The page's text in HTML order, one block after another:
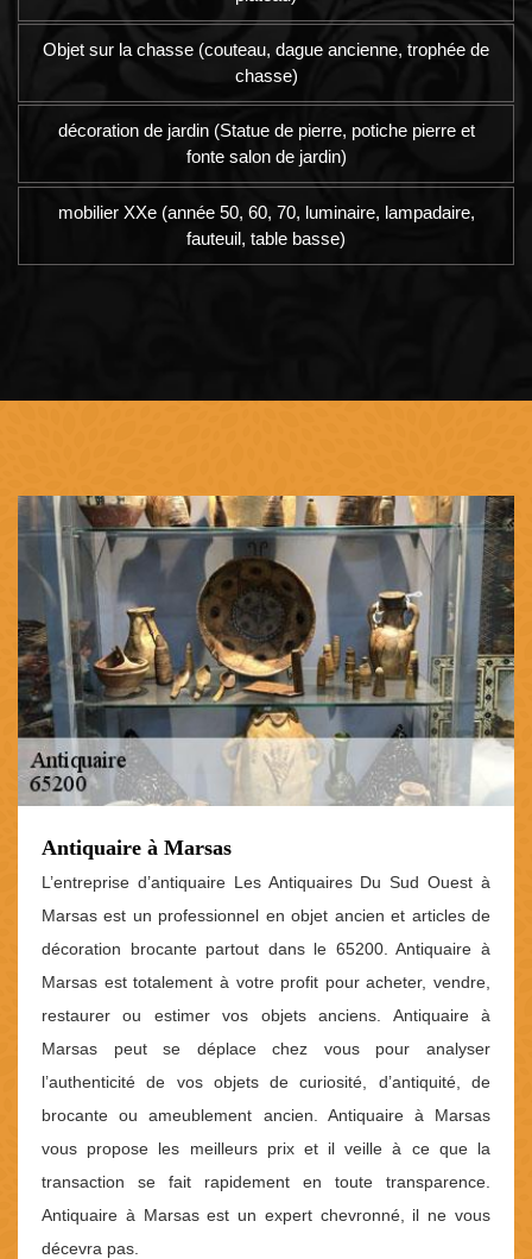
Objet sur la chasse (couteau, dague ancienne, trophée de
chasse)
décoration de jardin (Statue de pierre, potiche pierre et
fonte salon de jardin)
mobilier XXe (année 50, 60, 70, luminaire, lampadaire,
fauteuil, table basse)
Antiquaire à Marsas
L’entreprise d’antiquaire Les Antiquaires Du Sud Ouest à
Marsas est un professionnel en objet ancien et articles de
décoration brocante partout dans le 65200. Antiquaire à
Marsas est totalement à votre profit pour acheter, vendre,
restaurer ou estimer vos objets anciens. Antiquaire à
Marsas peut se déplace chez vous pour analyser
l’authenticité de vos objets de curiosité, d’antiquité, de
brocante ou ameublement ancien. Antiquaire à Marsas
vous propose les meilleurs prix et il veille à ce que la
transaction se fait rapidement en toute transparence.
Antiquaire à Marsas est un expert chevronné, il ne vous
décevra pas.